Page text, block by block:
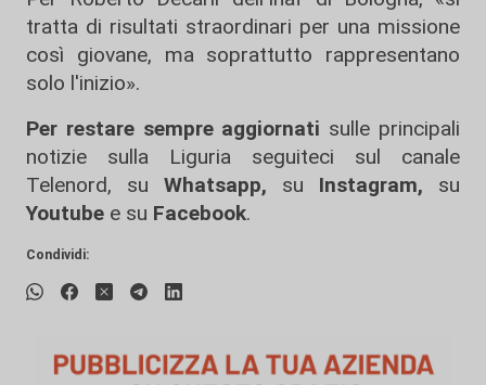
tratta di risultati straordinari per una missione
così giovane, ma soprattutto rappresentano
solo l'inizio».
Per restare sempre aggiornati sulle principali
notizie sulla Liguria seguiteci sul canale
Telenord, su
Whatsapp, su Instagram, su
Youtube e su Facebook.
Condividi: